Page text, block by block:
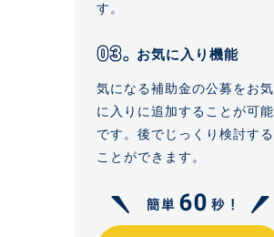
す。
お気に入り機能
気になる補助金の公募をお気
に入りに追加することが可能
です。後でじっくり検討する
ことができます。